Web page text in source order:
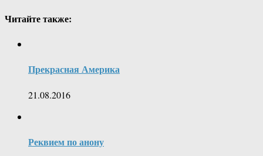
Читайте также:
Прекрасная Америка
21.08.2016
Реквием по анону